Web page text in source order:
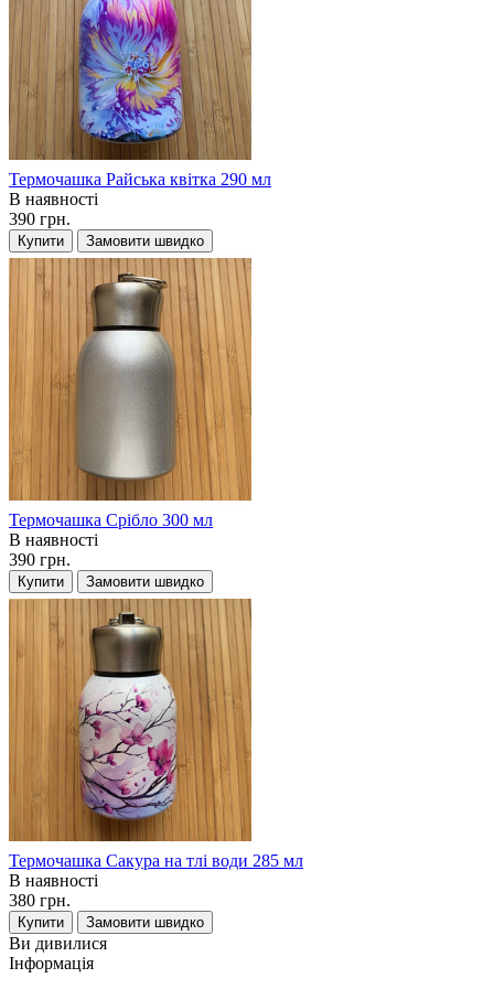
Термочашка Райська квітка 290 мл
В наявності
390 грн.
Купити Замовити швидко
Термочашка Срібло 300 мл
В наявності
390 грн.
Купити Замовити швидко
Термочашка Сакура на тлі води 285 мл
В наявності
380 грн.
Купити Замовити швидко
Ви дивилися
Інформація